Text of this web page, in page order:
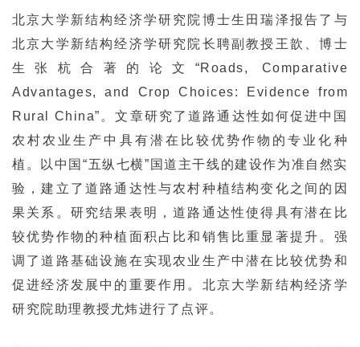
北京大学新结构经济学研究院博士生田瑞泽报告了与
北京大学新结构经济学研究院长聘副教授王歆、博士
生张杭合著的论文“Roads, Comparative
Advantages, and Crop Choices: Evidence from
Rural China”。文章研究了道路通达性如何促进中国
农村农业生产中具有潜在比较优势作物的专业化种
植。以中国“五纵七横”国道主干线的建设作为准自然实
验，建立了道路通达性与农村种植结构变化之间的因
果关系。研究结果表明，道路通达性使得具有潜在比
较优势作物的种植面积占比和销售比重显著提升。强
调了道路基础设施在实现农业生产中潜在比较优势和
促进经济发展中的重要作用。北京大学新结构经济学
研究院助理教授尤炜进行了点评。